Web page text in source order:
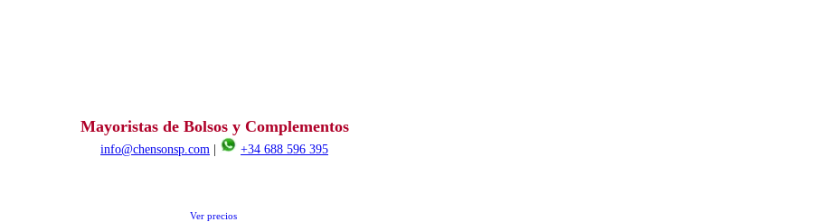
Mayoristas de Bolsos y Complementos
info@chensonsp.com
+34 688 596 395
Ver precios